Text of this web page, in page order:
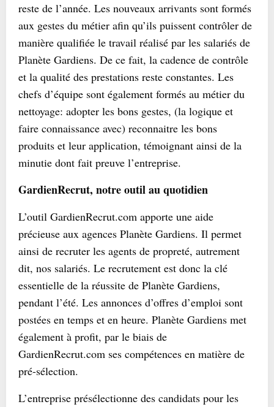
reste de l’année. Les nouveaux arrivants sont formés
aux gestes du métier afin qu’ils puissent contrôler de
manière qualifiée le travail réalisé par les salariés de
Planète Gardiens. De ce fait, la cadence de contrôle
et la qualité des prestations reste constantes. Les
chefs d’équipe sont également formés au métier du
nettoyage: adopter les bons gestes, (la logique et
faire connaissance avec) reconnaitre les bons
produits et leur application, témoignant ainsi de la
minutie dont fait preuve l’entreprise.
GardienRecrut, notre outil au quotidien
L’outil GardienRecrut.com apporte une aide
précieuse aux agences Planète Gardiens. Il permet
ainsi de recruter les agents de propreté, autrement
dit, nos salariés. Le recrutement est donc la clé
essentielle de la réussite de Planète Gardiens,
pendant l’été. Les annonces d’offres d’emploi sont
postées en temps et en heure. Planète Gardiens met
également à profit, par le biais de
GardienRecrut.com ses compétences en matière de
pré-sélection.
L’entreprise présélectionne des candidats pour les